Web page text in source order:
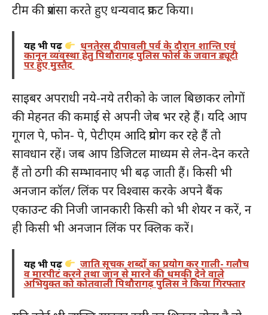
टीम की प्रशंसा करते हुए धन्यवाद प्रकट किया।
यह भी पढ़ें धनतेरस दीपावली पर्व के दौरान शान्ति एवं
कानून व्यवस्था हेतु पिथौरागढ़ पुलिस फोर्स के जवान ड्यूटी
पर हुए मुस्तैद
साइबर अपराधी नये-नये तरीको के जाल बिछाकर लोगों
की मेहनत की कमाई से अपनी जेब भर रहे हैं। यदि आप
गूगल पे, फोन- पे, पेटीएम आदि प्रयोग कर रहे हैं तो
सावधान रहें। जब आप डिजिटल माध्यम से लेन-देन करते
हैं तो ठगी की सम्भावनाए भी बढ़ जाती हैं। किसी भी
अनजान कॉल/ लिंक पर विश्वास करके अपने बैंक
एकाउन्ट की निजी जानकारी किसी को भी शेयर न करें, न
ही किसी भी अनजान लिंक पर क्लिक करें।
यह भी पढ़ें जाति सूचक शब्दों का प्रयोग कर गाली- गलौच
व मारपीट करने तथा जान से मारने की धमकी देने वाले
अभियुक्त को कोतवाली पिथौरागढ़ पुलिस ने किया गिरफ्तार